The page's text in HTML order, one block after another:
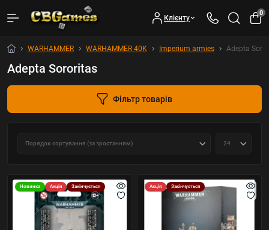
Клієнту
0
WARHAMMER WARHAMMER 40K Imperium armies Adepta
Adepta Sororitas
Фільтр товарів
Новинка Акція Закінчується Акція Закінчується